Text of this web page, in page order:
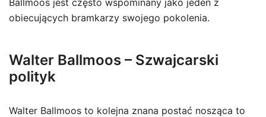
Ballmoos jest często wspominany jako jeden z
obiecujących bramkarzy swojego pokolenia.
Walter Ballmoos – Szwajcarski
polityk
Walter Ballmoos to kolejna znana postać nosząca to